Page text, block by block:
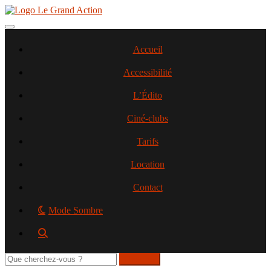
Aller
contenu
Toggle navigation
Accueil
Accessibilité
L’Édito
Ciné-clubs
Tarifs
Location
Contact
Mode Sombre
Rechercher
sur